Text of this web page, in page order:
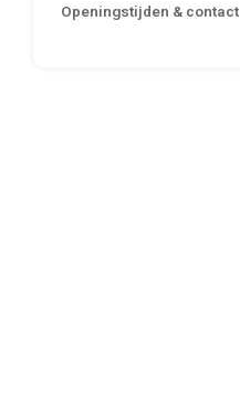
Openingstijden & contact